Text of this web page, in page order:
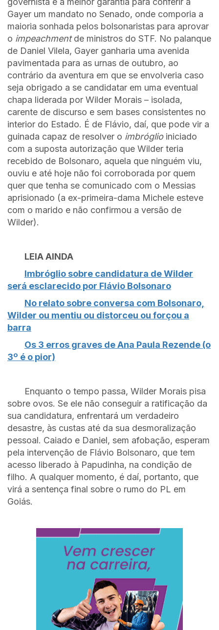
Gayer um mandato no Senado, onde comporia a
maioria sonhada pelos bolsonaristas para aprovar
o impeachmentde ministros do STF. No palanque
de Daniel Vilela, Gayer ganharia uma avenida
pavimentada para as urnas de outubro, ao
contrário da aventura em que se envolveria caso
seja obrigado a se candidatar em uma eventual
chapa liderada por Wilder Morais – isolada,
carente de discurso e sem bases consistentes no
interior do Estado. É de Flávio, daí, que pode vir a
guinada capaz de resolver o imbróglioiniciado
com a suposta autorização que Wilder teria
recebido de Bolsonaro, aquela que ninguém viu,
ouviu e até hoje não foi corroborada por quem
quer que tenha se comunicado com o Messias
aprisionado (a ex-primeira-dama Michele esteve
com o marido e não confirmou a versão de
Wilder).
LEIA AINDA
Imbróglio sobre candidatura de Wilder
será esclarecido por Flávio Bolsonaro
No relato sobre conversa com Bolsonaro,
Wilder ou mentiu ou distorceu ou forçou a
barra
Os 3 erros graves de Ana Paula Rezende (o
3º é o pior)
Enquanto o tempo passa, Wilder Morais pisa
sobre ovos. Se ele não conseguir a ratificação da
sua candidatura, enfrentará um verdadeiro
desastre, às custas até da sua desmoralização
pessoal. Caiado e Daniel, sem afobação, esperam
pela intervenção de Flávio Bolsonaro, que tem
acesso liberado à Papudinha, na condição de
filho. A qualquer momento, é daí, portanto, que
virá a sentença final sobre o rumo do PL em
Goiás.